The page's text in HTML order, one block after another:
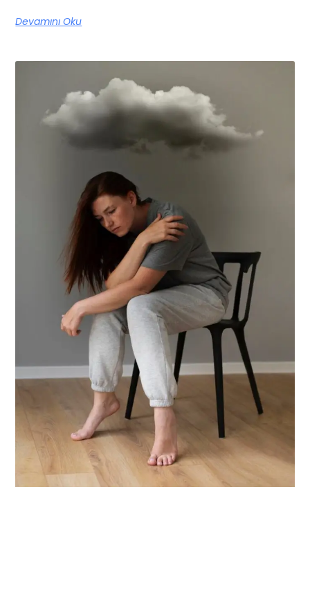
Devamını Oku